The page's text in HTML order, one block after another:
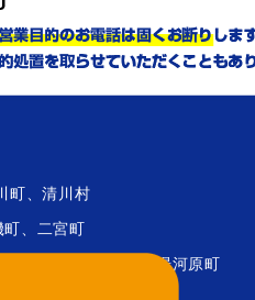
区、港北区、戸塚区、港南区、旭
町、清川村
町、二宮町
、箱根町、真鶴町、湯河原町